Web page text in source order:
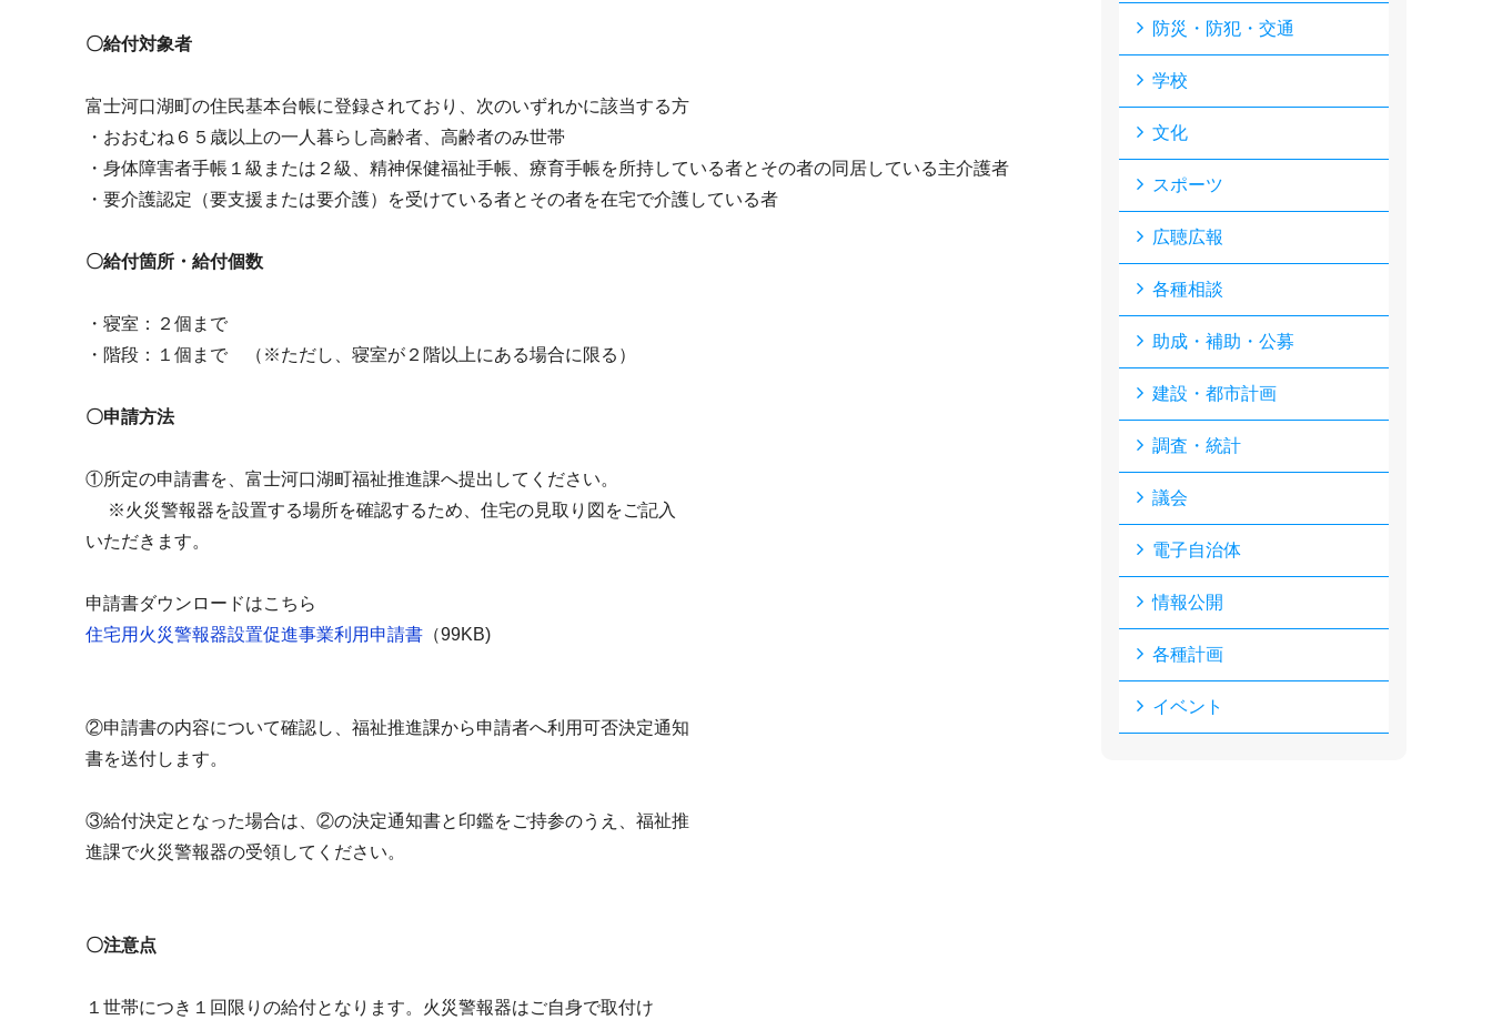
〇給付対象者
富士河口湖町の住民基本台帳に登録されており、次のいずれかに該当する方
・おおむね６５歳以上の一人暮らし高齢者、高齢者のみ世帯
・身体障害者手帳１級または２級、精神保健福祉手帳、療育手帳を所持している者とその者の同居している主介護者
・要介護認定（要支援または要介護）を受けている者とその者を在宅で介護している者
〇給付箇所・給付個数
・寝室：２個まで
・階段：１個まで （※ただし、寝室が２階以上にある場合に限る）
〇申請方法
①所定の申請書を、富士河口湖町福祉推進課へ提出してください。
※火災警報器を設置する場所を確認するため、住宅の見取り図をご記入
いただきます。
申請書ダウンロードはこちら
住宅用火災警報器設置促進事業利用申請書 （99KB)
②申請書の内容について確認し、福祉推進課から申請者へ利用可否決定通知
書を送付します。
③給付決定となった場合は、②の決定通知書と印鑑をご持参のうえ、福祉推
進課で火災警報器の受領してください。
〇注意点
１世帯につき１回限りの給付となります。火災警報器はご自身で取付け
防災・防犯・交通
学校
文化
スポーツ
広聴広報
各種相談
助成・補助・公募
建設・都市計画
調査・統計
議会
電子自治体
情報公開
各種計画
イベント